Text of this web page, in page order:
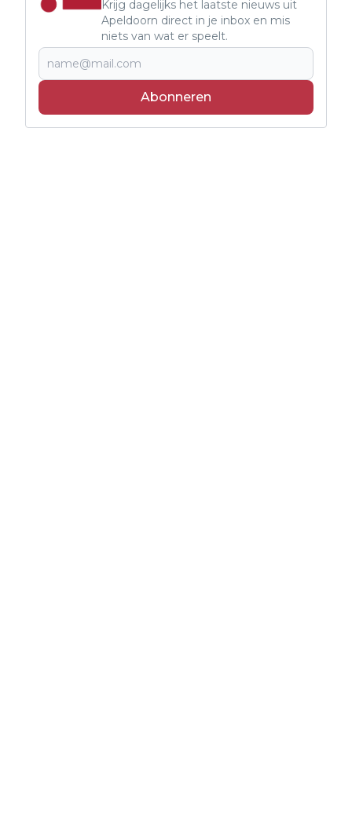
Krijg dagelijks het laatste nieuws uit
Apeldoorn direct in je inbox en mis
niets van wat er speelt.
Abonneren